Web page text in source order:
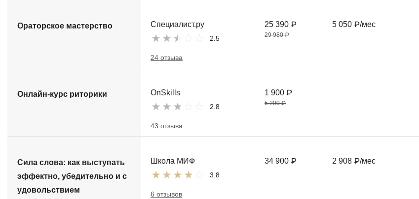
Ораторское мастерство Специалист.ру
2.5
24 отзыва
25 390 ₽
29 980 ₽
5 050 ₽/мес
Онлайн-курс риторики OnSkills
2.8
43 отзыва
1 900 ₽
5 200 ₽
Сила слова: как выступать
эффектно, убедительно и с
удовольствием
Школа МИФ
3.8
6 отзывов
34 900 ₽ 2 908 ₽/мес